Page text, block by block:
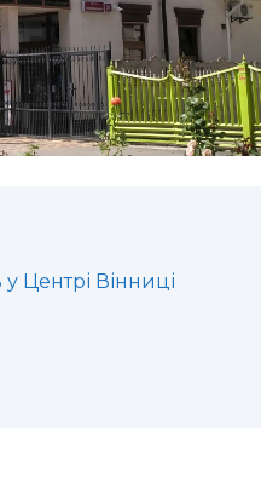
у Центрі Вінниці